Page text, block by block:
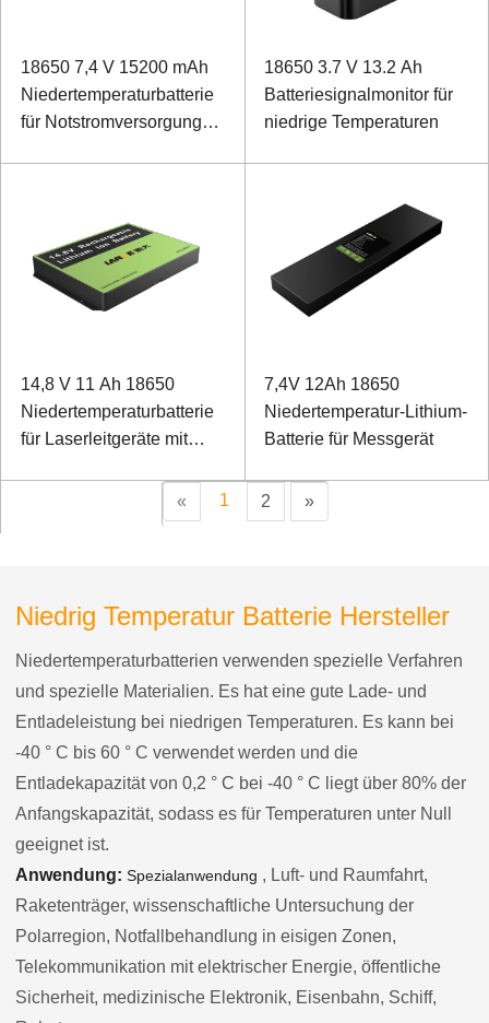
18650 7,4 V 15200 mAh
Niedertemperaturbatterie
für Notstromversorgung
18650 3.7 V 13.2 Ah
Batteriesignalmonitor für
niedrige Temperaturen
14,8 V 11 Ah 18650
Niedertemperaturbatterie
für Laserleitgeräte mit
7,4V 12Ah 18650
Niedertemperatur-Lithium-
Batterie für Messgerät
« 1 2 »
Niedrig Temperatur Batterie Hersteller
Niedertemperaturbatterien verwenden spezielle Verfahren
und spezielle Materialien. Es hat eine gute Lade- und
Entladeleistung bei niedrigen Temperaturen. Es kann bei
-40 ° C bis 60 ° C verwendet werden und die
Entladekapazität von 0,2 ° C bei -40 ° C liegt über 80% der
Anfangskapazität, sodass es für Temperaturen unter Null
geeignet ist.
Anwendung: Spezialanwendung , Luft- und Raumfahrt,
Raketenträger, wissenschaftliche Untersuchung der
Polarregion, Notfallbehandlung in eisigen Zonen,
Telekommunikation mit elektrischer Energie, öffentliche
Sicherheit, medizinische Elektronik, Eisenbahn, Schiff,